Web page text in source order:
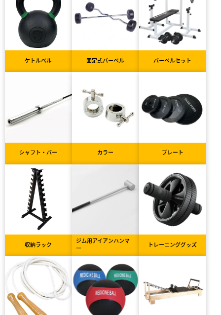
ケトルベル 固定式バーベル バーベルセット
シャフト・バー カラー プレート
収納ラック
ジム用アイアンハンマ
ー
トレーニンググッズ